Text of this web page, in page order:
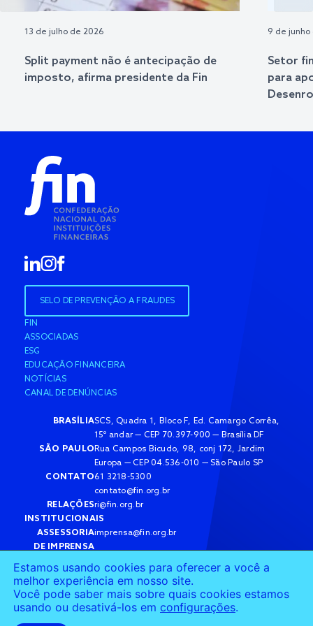
13 de julho de 2026
Split payment não é antecipação de
imposto, afirma presidente da Fin
9 de
Setor
para
SELO DE PREVENÇÃO A FRAUDES
FIN
ASSOCIADAS
ESG
EDUCAÇÃO FINANCEIRA
NOTÍCIAS
CANAL DE DENÚNCIAS
BRASÍLIASCS, Quadra 1, Bloco F, Ed. Camargo Corrêa,
15º andar — CEP 70.397-900 — Brasília DF
SÃO PAULO Rua Campos Bicudo, 98, conj 172, Jardim
Europa — CEP 04.536-010 — São Paulo SP
CONTATO61 3218-5300
contato@fin.org.br
RELAÇÕES
INSTITUCIONAIS
ri@fin.org.br
ASSESSORIA
DE IMPRENSA
imprensa@fin.org.br
© 2025 Fin — Confederação Nacional das Instituições Financeiras.
Estamos usando cookies para oferecer a você a
melhor experiência em nosso site.
Você pode saber mais sobre quais cookies estamos
usando ou desativá-los em configurações.